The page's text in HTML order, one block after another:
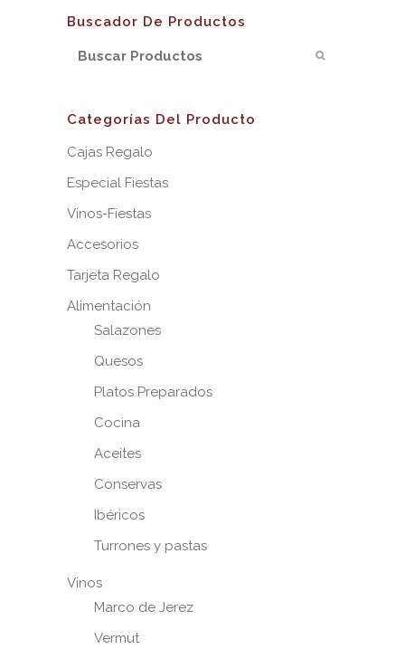
Buscador De Productos
Categorías Del Producto
Cajas Regalo
Especial Fiestas
Vinos-Fiestas
Accesorios
Tarjeta Regalo
Alimentación
Salazones
Quesos
Platos Preparados
Cocina
Aceites
Conservas
Ibéricos
Turrones y pastas
Vinos
Marco de Jerez
Vermut